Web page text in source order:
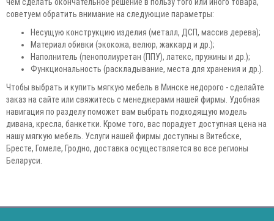
советуем обратить внимание на следующие параметры:
Несущую конструкцию изделия (металл, ДСП, массив дерева);
Материал обивки (экокожа, велюр, жаккард и др.);
Наполнитель (пенополиуретан (ППУ), латекс, пружины и др.);
Функциональность (раскладывание, места для хранения и др.).
Чтобы выбрать и купить мягкую мебель в Минске недорого - сделайте
заказ на сайте или свяжитесь с менеджерами нашей фирмы. Удобная
навигация по разделу поможет вам выбрать подходящую модель
дивана, кресла, банкетки. Кроме того, вас порадует доступная цена на
нашу мягкую мебель. Услуги нашей фирмы доступны в Витебске,
Бресте, Гомеле, Гродно, доставка осуществляется во все регионы
Беларуси.